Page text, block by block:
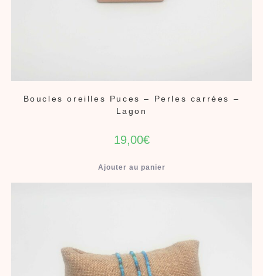
Boucles oreilles Puces – Perles carrées –
Lagon
19,00€
Ajouter au panier